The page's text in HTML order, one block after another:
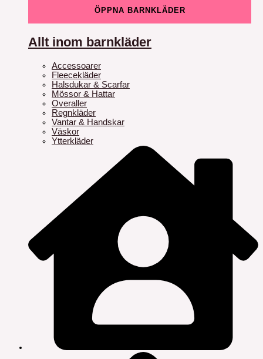
ÖPPNA BARNKLÄDER
Allt inom barnkläder
Accessoarer
Fleecekläder
Halsdukar & Scarfar
Mössor & Hattar
Overaller
Regnkläder
Vantar & Handskar
Väskor
Ytterkläder